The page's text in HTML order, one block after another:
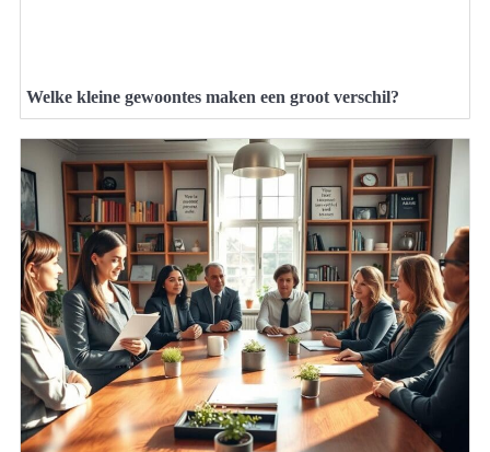
Welke kleine gewoontes maken een groot verschil?